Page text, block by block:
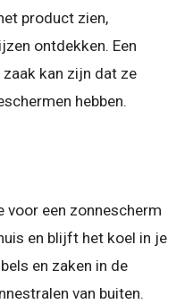
product zien,
ontdekken. Een
kan zijn dat ze
hebben.
voor een zonnescherm
en blijft het koel in je
en zaken in de
van buiten.